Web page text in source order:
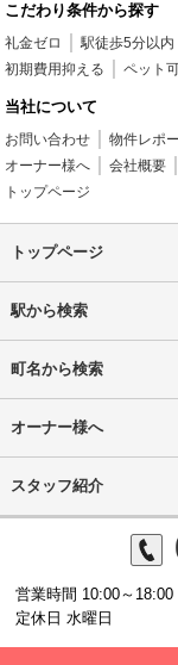
こだわり条件から探す
礼金ゼロ 駅徒歩5分以内
初期費用抑える
ペット
当社について
お問い合わせ 物件レポ
オーナー様へ
会社概要
トップページ
トップページ
駅から検索
町名から検索
オーナー様へ
スタッフ紹介
営業時間 10:00～18:00
定休日 水曜日